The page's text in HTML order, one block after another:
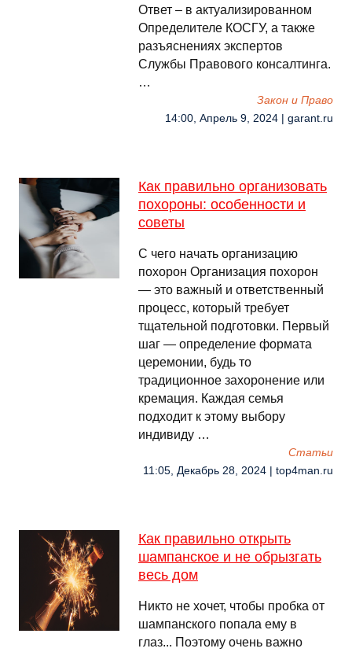
Ответ – в актуализированном
Определителе КОСГУ, а также
разъяснениях экспертов
Службы Правового консалтинга.
…
Закон и Право
14:00, Апрель 9, 2024 | garant.ru
Как правильно организовать
похороны: особенности и
советы
С чего начать организацию
похорон Организация похорон
— это важный и ответственный
процесс, который требует
тщательной подготовки. Первый
шаг — определение формата
церемонии, будь то
традиционное захоронение или
кремация. Каждая семья
подходит к этому выбору
индивиду …
Cтатьи
11:05, Декабрь 28, 2024 | top4man.ru
Как правильно открыть
шампанское и не обрызгать
весь дом
Никто не хочет, чтобы пробка от
шампанского попала ему в
глаз... Поэтому очень важно